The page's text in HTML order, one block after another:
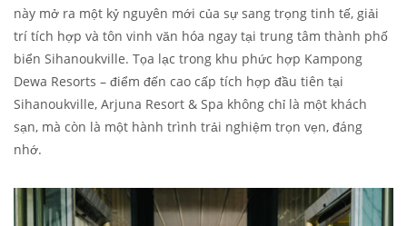
này mở ra một kỷ nguyên mới của sự sang trọng tinh tế, giải
trí tích hợp và tôn vinh văn hóa ngay tại trung tâm thành phố
biển Sihanoukville. Tọa lạc trong khu phức hợp Kampong
Dewa Resorts – điểm đến cao cấp tích hợp đầu tiên tại
Sihanoukville, Arjuna Resort & Spa không chỉ là một khách
sạn, mà còn là một hành trình trải nghiệm trọn vẹn, đáng
nhớ.